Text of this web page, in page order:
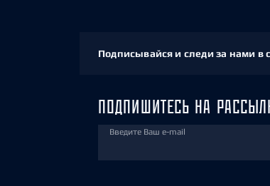
Подписывайся и следи за нами в
ПОДПИШИТЕСЬ НА
Введите Ваш e-mail